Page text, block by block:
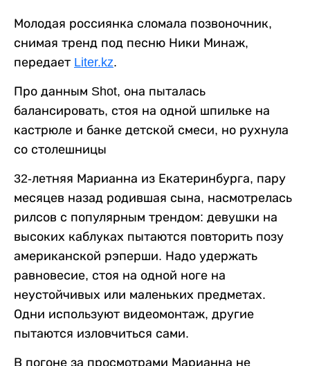
Молодая россиянка сломала позвоночник,
снимая тренд под песню Ники Минаж,
передает Liter.kz.
Про данным Shot, она пыталась
балансировать, стоя на одной шпильке на
кастрюле и банке детской смеси, но рухнула
со столешницы
32-летняя Марианна из Екатеринбурга, пару
месяцев назад родившая сына, насмотрелась
рилсов с популярным трендом: девушки на
высоких каблуках пытаются повторить позу
американской рэперши. Надо удержать
равновесие, стоя на одной ноге на
неустойчивых или маленьких предметах.
Одни используют видеомонтаж, другие
пытаются изловчиться сами.
В погоне за просмотрами Марианна не